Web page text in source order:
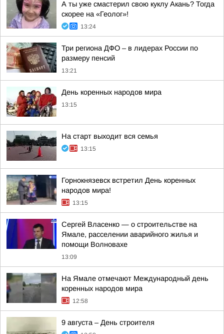
А ты уже смастерил свою куклу Акань? Тогда
скорее на «Геолог»!
13:24
Три региона ДФО – в лидерах России по
размеру пенсий
13:21
День коренных народов мира
13:15
На старт выходит вся семья
13:15
Горнокнязевск встретил День коренных
народов мира!
13:15
Сергей Власенко — о строительстве на
Ямале, расселении аварийного жилья и
помощи Волновахе
13:09
На Ямале отмечают Международный день
коренных народов мира
12:58
9 августа – День строителя